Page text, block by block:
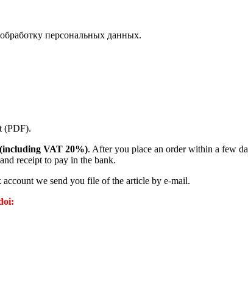
персональных данных.
(PDF).
VAT 20%). After you place an order within a few
receipt to pay in the bank.
we send you file of the article by e-mail.